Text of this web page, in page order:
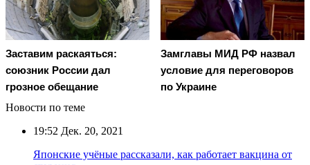
Заставим раскаяться:
союзник России дал
грозное обещание
Замглавы МИД РФ назвал
условие для переговоров
по Украине
Новости по теме
19:52 Дек. 20, 2021
Японские учёные рассказали, как работает вакцина от